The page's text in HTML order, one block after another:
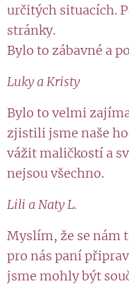
určitých situacích.
stránky.
Bylo to zábavné a
Luky a Kristy
Bylo to velmi
zjistili jsme naše
vážit maličkostí a
nejsou všechno.
Lili a Naty L.
Myslím, že se nám
pro nás paní
jsme mohly být